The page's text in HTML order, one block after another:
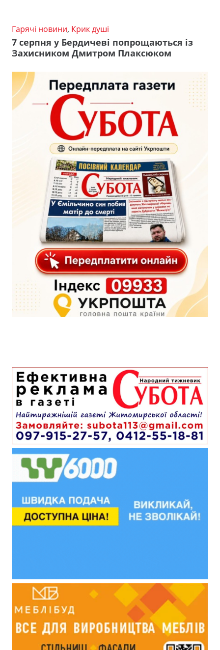
Гарячі новини, Крик душі
7 серпня у Бердичеві попрощаються із
Захисником Дмитром Плаксюком